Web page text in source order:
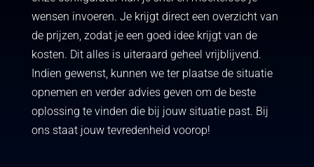
wensen invoeren. Je krijgt direct een overzicht van
de prijzen, zodat je een goed idee krijgt van de
kosten. Dit alles is uiteraard geheel vrijblijvend.
Indien gewenst, kunnen we ter plaatse de situatie
opnemen en verder advies geven om de beste
oplossing te vinden die bij jouw situatie past. Bij
ons staat jouw tevredenheid voorop!